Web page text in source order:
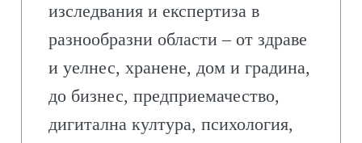
изследвания и експертиза в
разнообразни области – от здраве
и уелнес, хранене, дом и градина,
до бизнес, предприемачество,
дигитална култура, психология,